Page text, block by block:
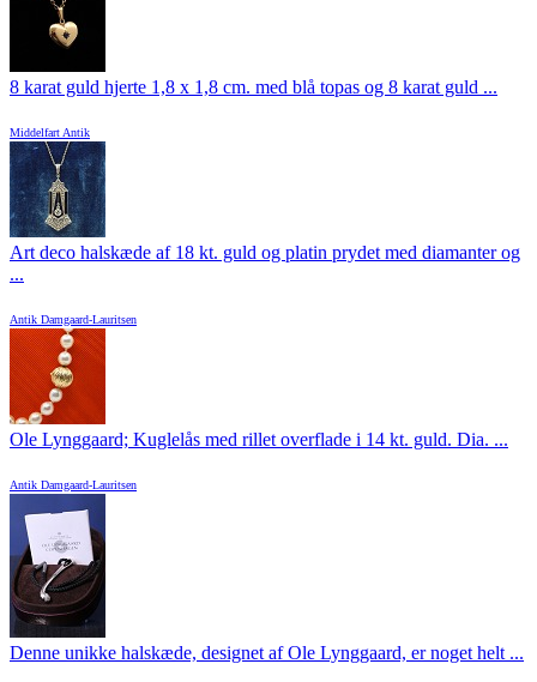
8 karat guld hjerte 1,8 x 1,8 cm. med blå topas og 8 karat guld ...
Middelfart Antik
Art deco halskæde af 18 kt. guld og platin prydet med diamanter og
...
Antik Damgaard-Lauritsen
Ole Lynggaard; Kuglelås med rillet overflade i 14 kt. guld. Dia. ...
Antik Damgaard-Lauritsen
Denne unikke halskæde, designet af Ole Lynggaard, er noget helt ...